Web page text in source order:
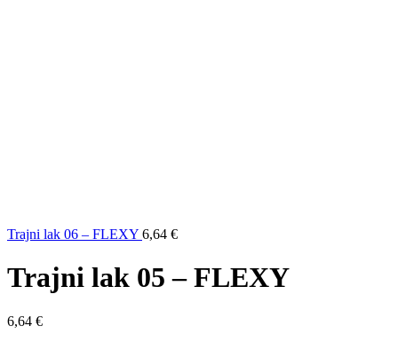
Trajni lak 06 – FLEXY 6,64 €
Trajni lak 05 – FLEXY
6,64 €